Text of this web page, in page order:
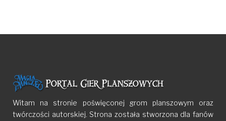
Witam na stronie poświęconej grom planszowym oraz
twórczości autorskiej. Strona została stworzona dla fanów